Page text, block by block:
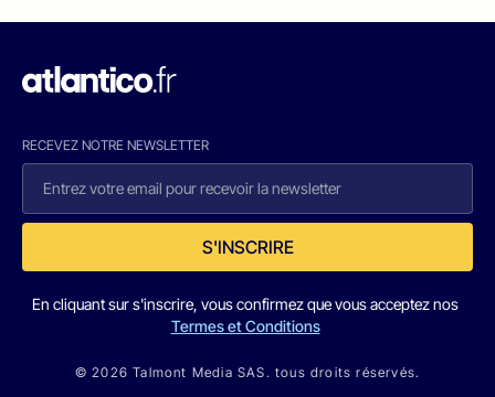
RECEVEZ NOTRE NEWSLETTER
S'INSCRIRE
En cliquant sur s'inscrire, vous confirmez que vous acceptez nos
Termes et Conditions
© 2026 Talmont Media SAS. tous droits réservés.